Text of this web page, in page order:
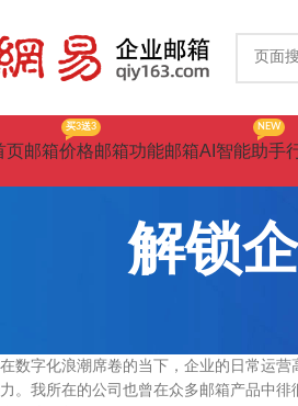
页邮箱价格
买3送3
邮箱功能邮箱AI智能助手
NEW
解锁
在数字化浪潮席卷的当下，企业的日常运
力。我所在的公司也曾在众多邮箱产品中